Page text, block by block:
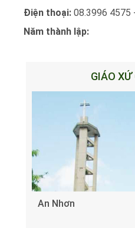
Điện thoại: 08.3996 4575
Năm thành lập:
GIÁO XỨ
An Nhơn